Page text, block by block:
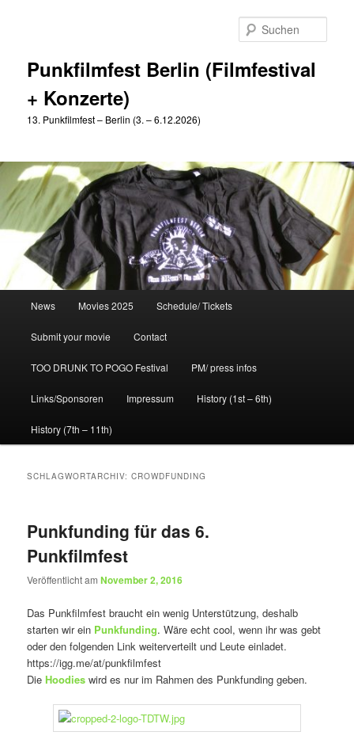
Punkfilmfest Berlin (Filmfestival
+ Konzerte)
13. Punkfilmfest – Berlin (3. – 6.12.2026)
News Movies 2025 Schedule/ Tickets
Submit your movie Contact
TOO DRUNK TO POGO Festival PM/ press infos
Links/Sponsoren Impressum History (1st – 6th)
History (7th – 11th)
SCHLAGWORTARCHIV:CROWDFUNDING
Punkfunding für das 6.
Punkfilmfest
Veröffentlicht amNovember 2, 2016
Das Punkfilmfest braucht ein wenig Unterstützung, deshalb
starten wir ein Punkfunding. Wäre echt cool, wenn ihr was gebt
oder den folgenden Link weiterverteilt und Leute einladet.
https://igg.me/at/punkfilmfest
Die Hoodies wird es nur im Rahmen des Punkfunding geben.